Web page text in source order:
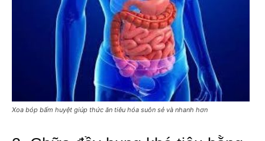
Xoa bóp bấm huyệt giúp thức ăn tiêu hóa suôn sẻ và nhanh hơn